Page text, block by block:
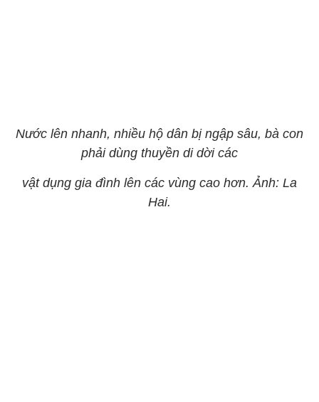
Nước lên nhanh, nhiều hộ dân bị ngập sâu, bà con
phải dùng thuyền di dời các
vật dụng gia đình lên các vùng cao hơn. Ảnh: La
Hai.